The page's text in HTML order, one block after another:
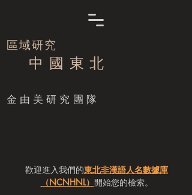
區域研究
中 國 東 北
​金由美研究團隊
歡迎進入我們的東北非漢語人名數據庫
（NCNHNL） 開始您的檢索。